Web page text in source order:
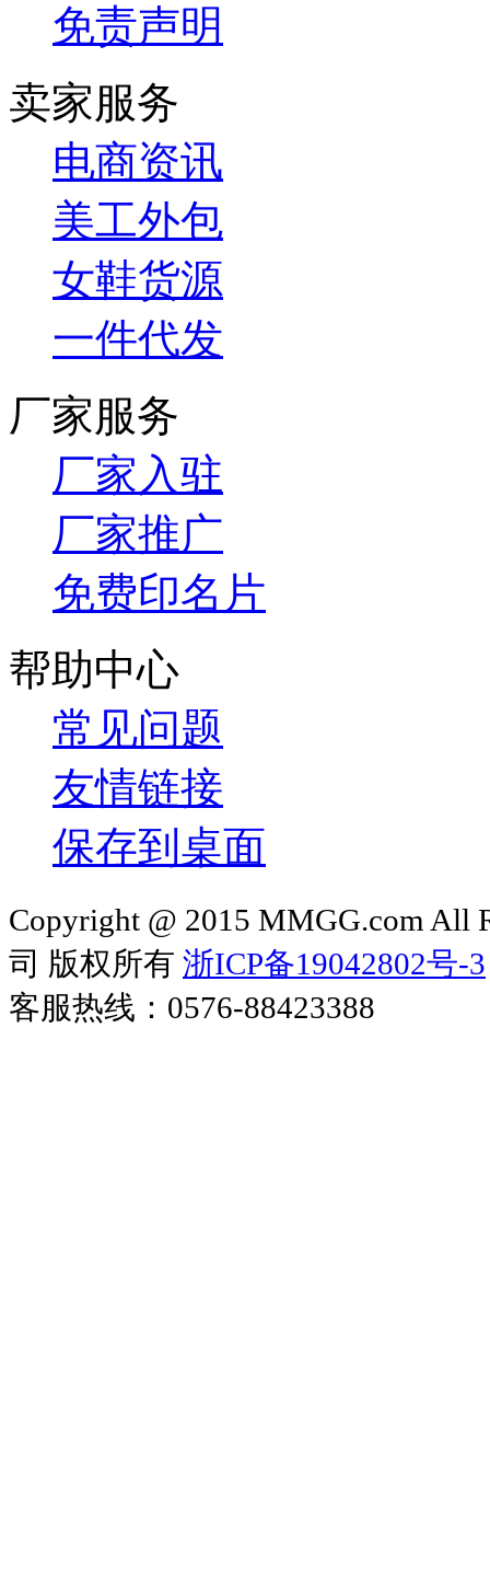
免责声明
卖家服务
电商资讯
美工外包
女鞋货源
一件代发
厂家服务
厂家入驻
厂家推广
免费印名片
帮助中心
常见问题
友情链接
保存到桌面
Copyright @ 2015 MMGG.com All
司 版权所有 浙ICP备19042802号-3
客服热线：0576-88423388